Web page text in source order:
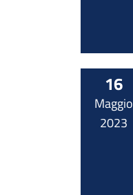
16
Maggio
2023